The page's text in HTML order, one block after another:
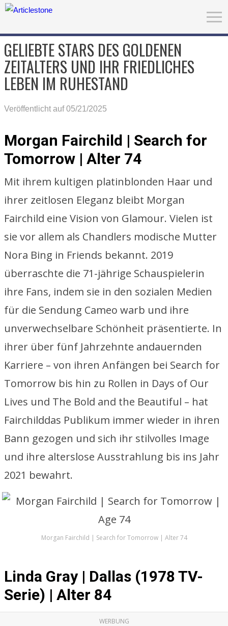
GELIEBTE STARS DES GOLDENEN
ZEITALTERS UND IHR FRIEDLICHES
LEBEN IM RUHESTAND
Veröffentlicht auf 05/21/2025
Morgan Fairchild | Search for
Tomorrow | Alter 74
Mit ihrem kultigen platinblonden Haar und
ihrer zeitlosen Eleganz bleibt Morgan
Fairchild eine Vision von Glamour. Vielen ist
sie vor allem als Chandlers modische Mutter
Nora Bing in Friends bekannt. 2019
überraschte die 71-jährige Schauspielerin
ihre Fans, indem sie in den sozialen Medien
für die Sendung Cameo warb und ihre
unverwechselbare Schönheit präsentierte. In
ihrer über fünf Jahrzehnte andauernden
Karriere – von ihren Anfängen bei Search for
Tomorrow bis hin zu Rollen in Days of Our
Lives und The Bold and the Beautiful – hat
Fairchilddas Publikum immer wieder in ihren
Bann gezogen und sich ihr stilvolles Image
und ihre alterslose Ausstrahlung bis ins Jahr
2021 bewahrt.
Morgan Fairchild | Search for Tomorrow | Alter 74
Linda Gray | Dallas (1978 TV-
Serie) | Alter 84
WERBUNG